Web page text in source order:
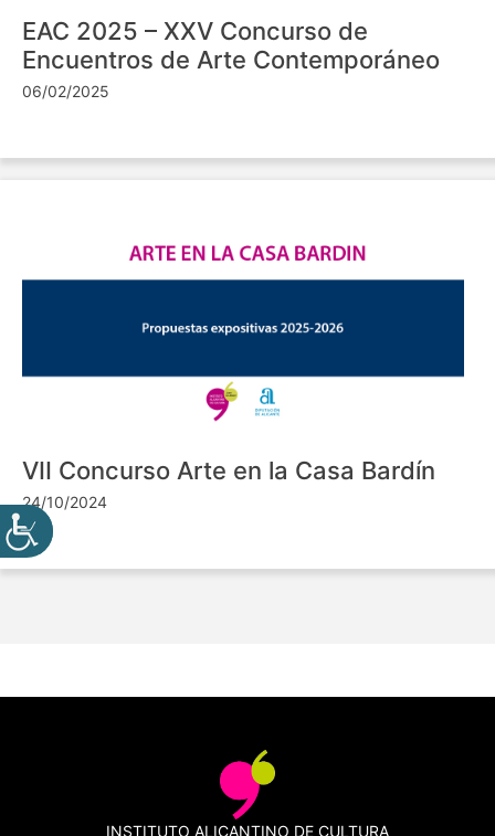
EAC 2025 – XXV Concurso de
Encuentros de Arte Contemporáneo
06/02/2025
VII Concurso Arte en la Casa Bardín
24/10/2024
INSTITUTO ALICANTINO DE CULTURA